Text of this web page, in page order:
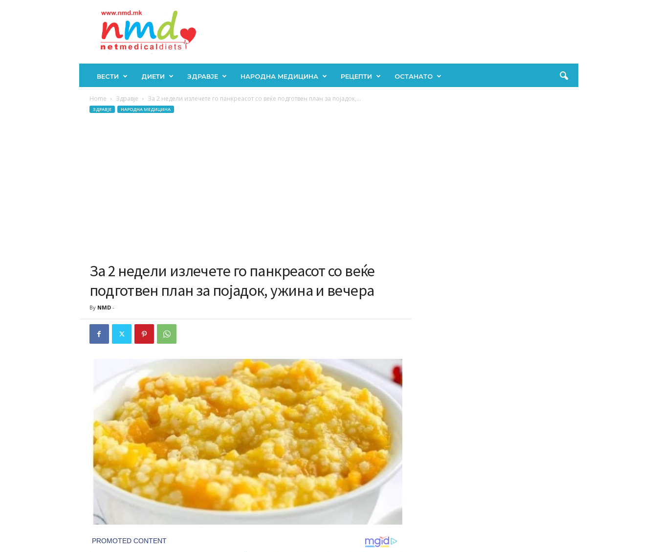
ВЕСТИ ДИЕТИ ЗДРАВЈЕ НАРОДНА МЕДИЦИНА РЕЦЕПТИ ОСТАНАТО
Home Здравје За 2 недели излечете го панкреасот со веќе подготвен план за појадок,...
ЗДРАВЈЕ НАРОДНА МЕДИЦИНА
За 2 недели излечете го панкреасот со веќе
подготвен план за појадок, ужина и вечера
By NMD-